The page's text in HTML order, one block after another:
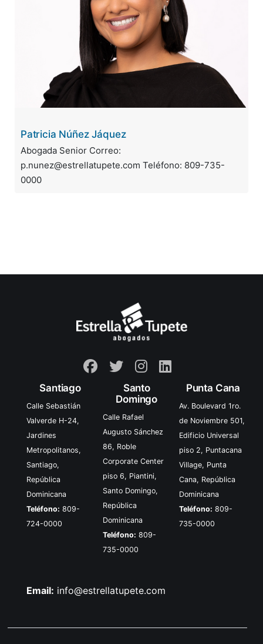
Patricia Núñez Jáquez
Abogada Senior Correo:
p.nunez@estrellatupete.com Teléfono: 809-735-
0000
Santiago
Calle Sebastián
Valverde H-24,
Jardines
Metropolitanos,
Santiago,
República
Dominicana
Teléfono: 809-
724-0000
Santo
Domingo
Calle Rafael
Augusto Sánchez
86, Roble
Corporate Center
piso 6, Piantini,
Santo Domingo,
República
Dominicana
Teléfono: 809-
735-0000
Punta Cana
Av. Boulevard 1ro.
de Noviembre 501,
Edificio Universal
piso 2, Puntacana
Village, Punta
Cana, República
Dominicana
Teléfono: 809-
735-0000
Email: info@estrellatupete.com